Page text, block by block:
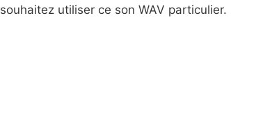
souhaitez utiliser ce son WAV particulier.